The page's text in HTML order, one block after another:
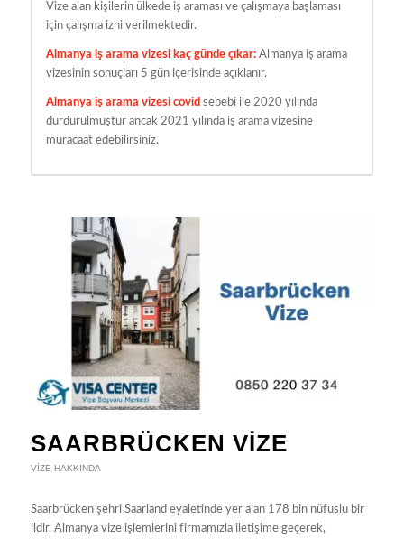
Vize alan kişilerin ülkede iş araması ve çalışmaya başlaması
için çalışma izni verilmektedir.
Almanya iş arama vizesi kaç günde çıkar: Almanya iş arama
vizesinin sonuçları 5 gün içerisinde açıklanır.
Almanya iş arama vizesi covid sebebi ile 2020 yılında
durdurulmuştur ancak 2021 yılında iş arama vizesine
müracaat edebilirsiniz.
SAARBRÜCKEN VIZE
VIZE HAKKINDA
Saarbrücken şehri Saarland eyaletinde yer alan 178 bin nüfuslu bir
ildir. Almanya vize işlemlerini firmamızla iletişime geçerek,